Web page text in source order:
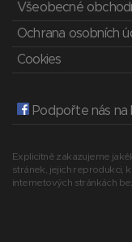
Všeobecné
Ochrana osobních
Cookies
Podpořte nás na
Explicitně zakazujeme
stránek, jejich reprodukci,
internetových stránkách